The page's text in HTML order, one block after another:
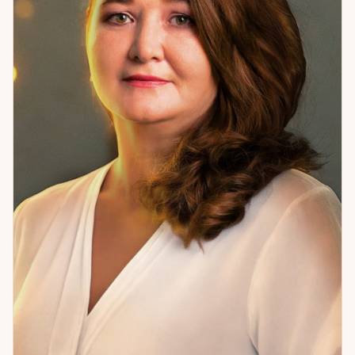
человека, определяю наличие негативных воздействий.
При необходимости применяю восковые отливки, отливки
свинцом, отжиг, постановку рунических защит, перевод
негатива на вольта. Как квалифицированный рунолог
составляю рунические формулы, ставы и гальдраставы под
конкретный запрос: гармонизация отношений, удачное
собеседование, перспективный поиск работы и другие
задачи. Мои способности проявлялись с детства: я видела
сны, которые совпадали с реальными событиями,
предчувствовала ситуации, а карты начала изучать в 6–7
лет благодаря отцу. Сейчас мне 55 лет, у меня 18
дипломов, подтверждающих квалификацию и способности
в эзотерике. Многие клиенты остаются со мной на годы,
обращаются люди из России, ближнего и дальнего
зарубежья. Если вам нужен честный, глубокий и
профессиональный взгляд на ситуацию, приглашаю вас на
консультацию.